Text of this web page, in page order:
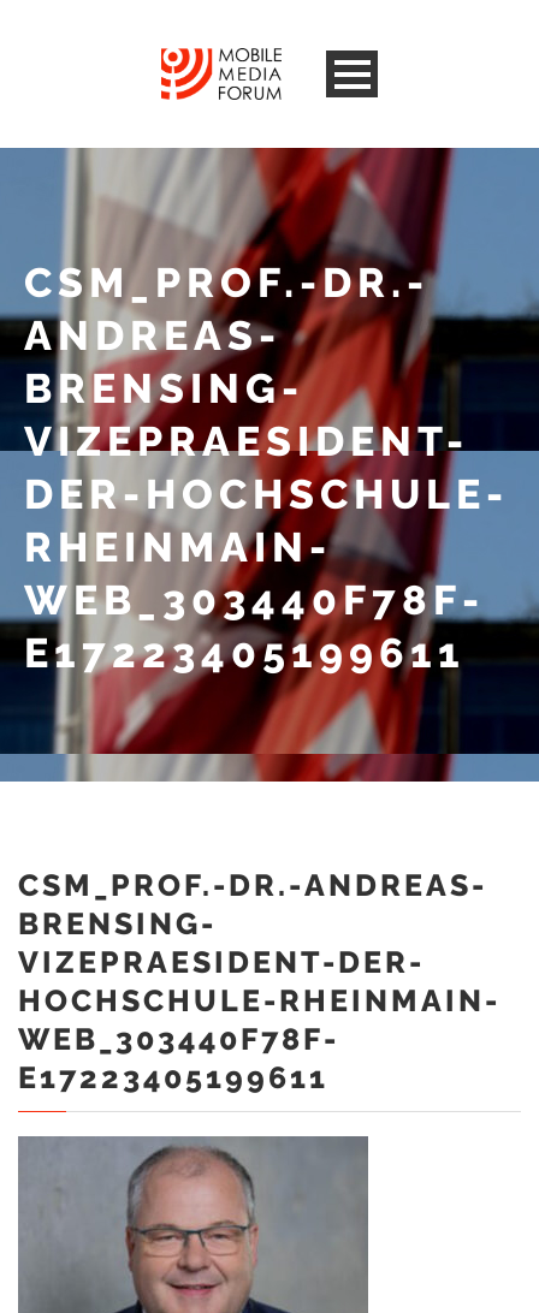
CSM_PROF.-DR.-
ANDREAS-
BRENSING-
VIZEPRAESIDENT-
DER-HOCHSCHULE-
RHEINMAIN-
WEB_303440F78F-
E17223405199611
CSM_PROF.-DR.-ANDREAS-
BRENSING-
VIZEPRAESIDENT-DER-
HOCHSCHULE-RHEINMAIN-
WEB_303440F78F-
E17223405199611